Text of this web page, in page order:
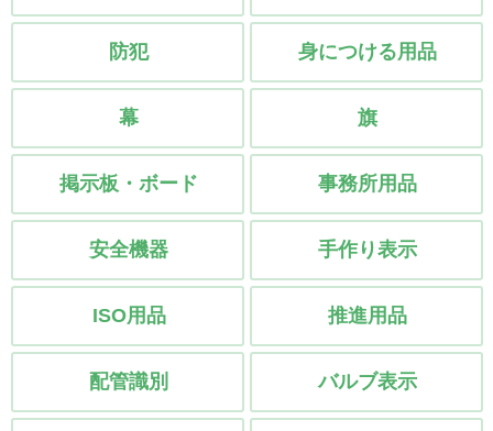
防犯 身につける用品
幕 旗
掲示板・ボード 事務所用品
安全機器 手作り表示
ISO用品 推進用品
配管識別 バルブ表示